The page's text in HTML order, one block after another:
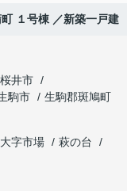
１号棟 ／新築一戸建
桜井市
駒市
生駒郡斑鳩町
大字市場
萩の台